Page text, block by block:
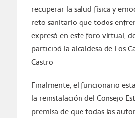
recuperar la salud física y
reto sanitario que todos
expresó en este foro virtual,
participó la alcaldesa de Los
Castro.
Finalmente, el funcionario
la reinstalación del Consejo
premisa de que todas las